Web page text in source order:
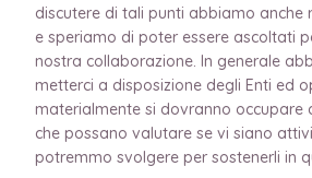
discutere di tali punti abbiamo anche
e speriamo di poter essere ascoltati
nostra collaborazione. In generale
metterci a disposizione degli Enti ed
materialmente si dovranno occupare
che possano valutare se vi siano
potremmo svolgere per sostenerli in